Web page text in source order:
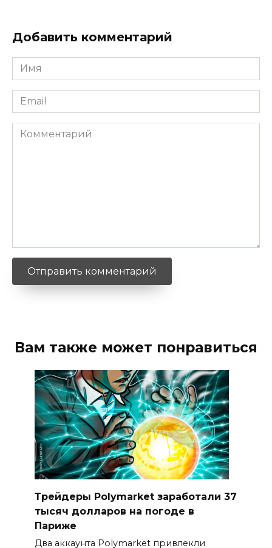
Добавить комментарий
Имя
*
Email
*
Комментарий
Вам также может понравиться
Трейдеры Polymarket заработали 37
тысяч долларов на погоде в
Париже
Два аккаунта Polymarket привлекли